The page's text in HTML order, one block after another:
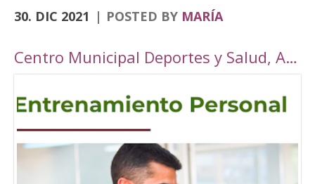
los rincones tan bonitos que ofrece nuestra
localidad. Este año, Alcalá la Real oferta todo
con una cuidada ambientación navideña. El
Ayuntamiento pasarán ser un parque navideño
donde se colocará un tobogán de hielo
artificial y un tiovivo, acompañados de un
alumbrado navideño digno de la hermosura de
nuestra localidad junto a puestos de castañas,
30. DIC 2021 POSTED BY MARÍA
Centro Municipal Deportes y Salud, Alcalá la Real